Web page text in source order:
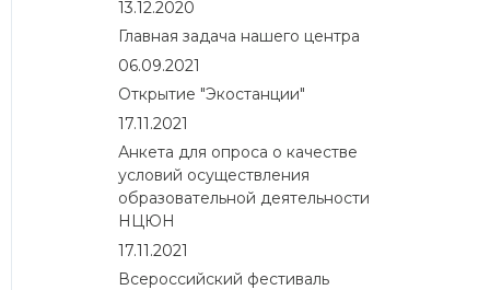
13.12.2020
Главная задача нашего центра
06.09.2021
Открытие "Экостанции"
17.11.2021
Анкета для опроса о качестве
условий осуществления
образовательной деятельности
НЦЮН
17.11.2021
Всероссийский фестиваль